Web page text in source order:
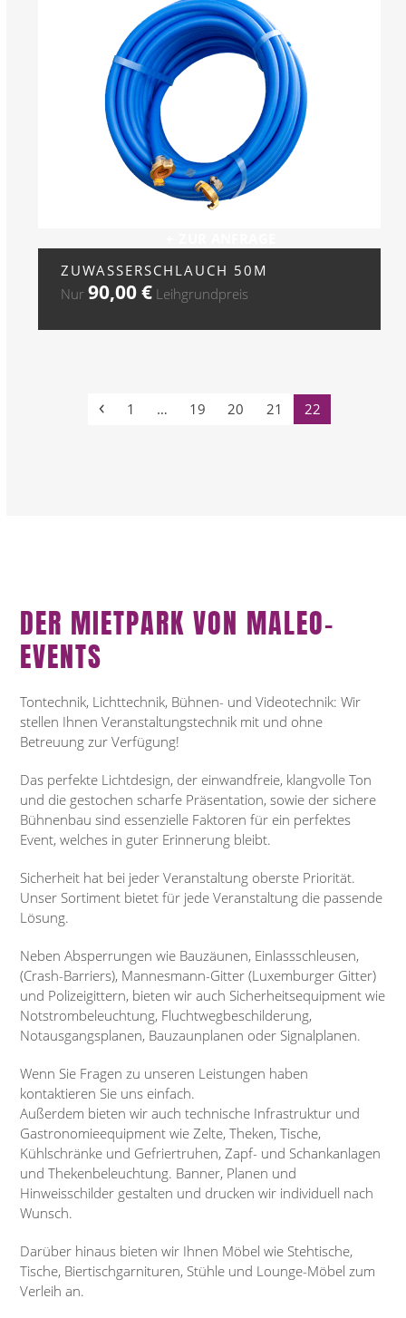
ZUWASSERSCHLAUCH 50M
Nur90,00€ Leihgrundpreis
Vorheriger
Seite
1 … Seite
19 Seite
20 Seite
21 Seite
22
DER MIETPARK VON MALEO-
EVENTS
Tontechnik, Lichttechnik, Bühnen- und Videotechnik: Wir
stellen Ihnen Veranstaltungstechnik mit und ohne
Betreuung zur Verfügung!
Das perfekte Lichtdesign, der einwandfreie, klangvolle Ton
und die gestochen scharfe Präsentation, sowie der sichere
Bühnenbau sind essenzielle Faktoren für ein perfektes
Event, welches in guter Erinnerung bleibt.
Sicherheit hat bei jeder Veranstaltung oberste Priorität.
Unser Sortiment bietet für jede Veranstaltung die passende
Lösung.
Neben Absperrungen wie Bauzäunen, Einlassschleusen,
(Crash-Barriers), Mannesmann-Gitter (Luxemburger Gitter)
und Polizeigittern, bieten wir auch Sicherheitsequipment wie
Notstrombeleuchtung, Fluchtwegbeschilderung,
Notausgangsplanen, Bauzaunplanen oder Signalplanen.
Wenn Sie Fragen zu unseren Leistungen haben
kontaktieren Sie uns einfach.
Außerdem bieten wir auch technische Infrastruktur und
Gastronomieequipment wie Zelte, Theken, Tische,
Kühlschränke und Gefriertruhen, Zapf- und Schankanlagen
und Thekenbeleuchtung. Banner, Planen und
Hinweisschilder gestalten und drucken wir individuell nach
Wunsch.
Darüber hinaus bieten wir Ihnen Möbel wie Stehtische,
Tische, Biertischgarnituren, Stühle und Lounge-Möbel zum
Verleih an.